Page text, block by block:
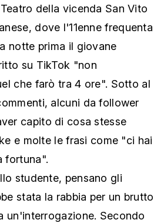
della vicenda San Vito
dove l'11enne frequenta
notte prima il giovane
su TikTok "non
che farò tra 4 ore". Sotto al
alcuni da follower
capito di cosa stesse
e molte le frasi come "ci hai
fortuna".
studente, pensano gli
stata la rabbia per un brutto
un'interrogazione. Secondo